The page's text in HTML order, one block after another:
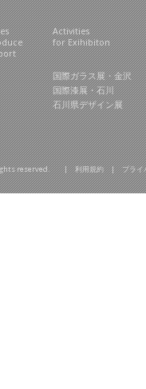
Activities
for Exihibiton
国際ガラス展・金沢
国際漆展・石川
石川県デザイン展
rights reserved. |利用規約|プライ